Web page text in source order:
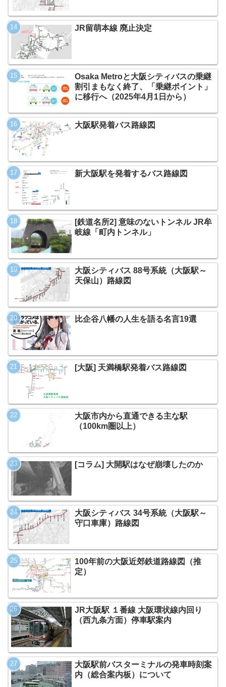
JR留萌本線 廃止決定
Osaka Metroと大阪シティバスの乗継
割引まもなく終了、「乗継ポイント」
に移行へ（2025年4月1日から）
大阪駅発着バス路線図
新大阪駅を発着するバス路線図
[鉄道名所2] 意味のないトンネル JR牟
岐線「町内トンネル」
大阪シティバス 88号系統（大阪駅～
天保山）路線図
比企谷八幡の人生を語る名言19選
[大阪] 天満橋駅発着バス路線図
大阪市内から直通できる主な駅
（100km圏以上）
[コラム] 大開駅はなぜ崩壊したのか
大阪シティバス 34号系統（大阪駅～
守口車庫）路線図
100年前の大阪近郊鉄道路線図（推
定）
JR大阪駅 １番線 大阪環状線内回り
（西九条方面）停車駅案内
大阪駅前バスターミナルの発車時刻案
内（総合案内板）について